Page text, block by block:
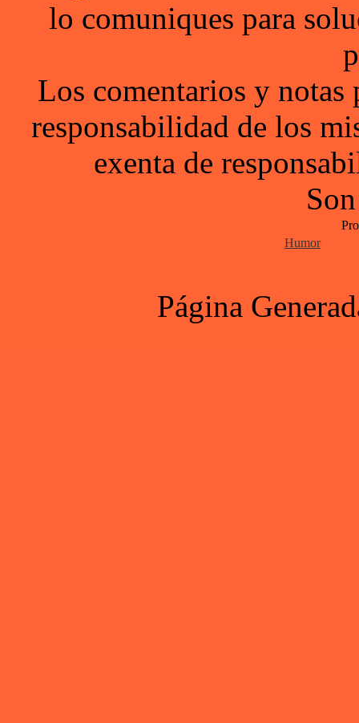
lo comuniques para
Los comentarios y notas
responsabilidad de los
exenta de
Humor
Página